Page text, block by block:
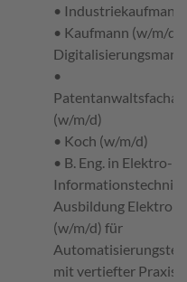
•
• Kaufmann (w/m/d)
•
(w/m/d)
• Koch (w/m/d)
• B. Eng. in Elektro-
Informationstechnik
Ausbildung
(w/m/d) für
mit vertiefter Praxis